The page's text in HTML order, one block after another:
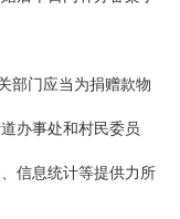
部门应当为捐赠款物
办事处和村民委员
信息统计等提供力所